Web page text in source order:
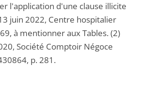
l'application d'une clause illicite
juin 2022, Centre hospitalier
à mentionner aux Tables. (2)
Société Comptoir Négoce
p. 281.